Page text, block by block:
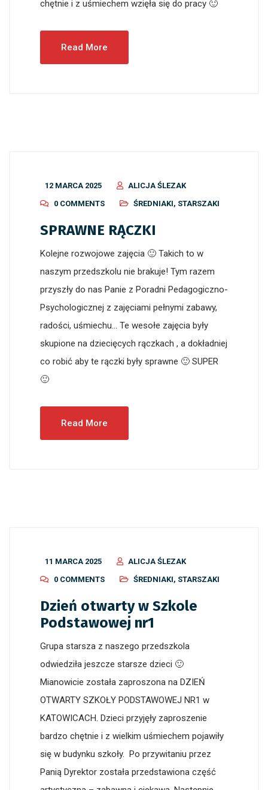
chętnie i z uśmiechem wzięła się do pracy 🙂
Read More
12 MARCA 2025
ALICJA ŚLEZAK
0 COMMENTS
ŚREDNIAKI, STARSZAKI
SPRAWNE RĄCZKI
Kolejne rozwojowe zajęcia 🙂 Takich to w
naszym przedszkolu nie brakuje! Tym razem
przyszły do nas Panie z Poradni Pedagogiczno-
Psychologicznej z zajęciami pełnymi zabawy,
radości, uśmiechu… Te wesołe zajęcia były
skupione na dziecięcych rączkach , a dokładniej
co robić aby te rączki były sprawne 🙂 SUPER
🙂
Read More
11 MARCA 2025
ALICJA ŚLEZAK
0 COMMENTS
ŚREDNIAKI, STARSZAKI
Dzień otwarty w Szkole
Podstawowej nr1
Grupa starsza z naszego przedszkola
odwiedziła jeszcze starsze dzieci 🙂
Mianowicie została zaproszona na DZIEŃ
OTWARTY SZKOŁY PODSTAWOWEJ NR1 w
KATOWICACH. Dzieci przyjęły zaproszenie
bardzo chętnie i z wielkim uśmiechem pojawiły
się w budynku szkoły. Po przywitaniu przez
Panią Dyrektor została przedstawiona część